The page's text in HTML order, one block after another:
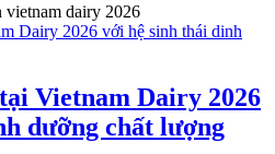
vietnam dairy 2026
Vietnam Dairy 2026
dưỡng chất lượng